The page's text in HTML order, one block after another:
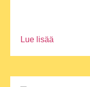
Lue lisää